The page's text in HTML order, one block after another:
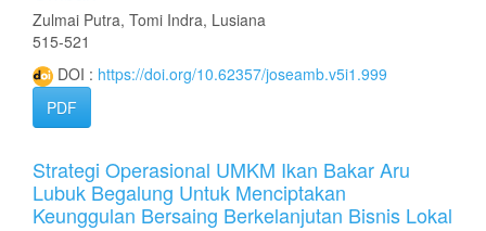
Zulmai Putra, Tomi Indra, Lusiana
515-521
DOI : https://doi.org/10.62357/joseamb.v5i1.999
PDF
Strategi Operasional UMKM Ikan Bakar Aru
Lubuk Begalung Untuk Menciptakan
Keunggulan Bersaing Berkelanjutan Bisnis Lokal